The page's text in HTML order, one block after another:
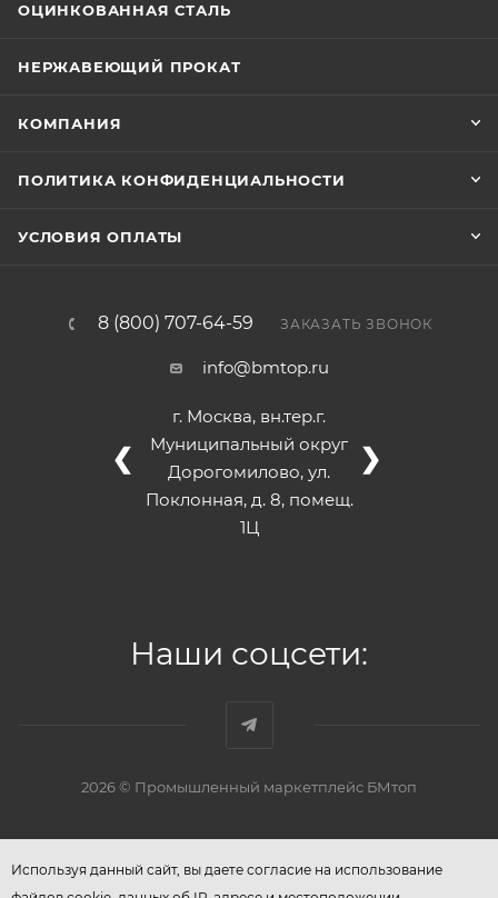
ОЦИНКОВАННАЯ СТАЛЬ
НЕРЖАВЕЮЩИЙ ПРОКАТ
КОМПАНИЯ
ПОЛИТИКА КОНФИДЕНЦИАЛЬНОСТИ
УСЛОВИЯ ОПЛАТЫ
8 (800) 707-64-59 ЗАКАЗАТЬ ЗВОНОК
info@bmtop.ru
г. Москва, вн.тер.г.
Муниципальный округ
Дорогомилово, ул.
Поклонная, д. 8, помещ.
1Ц
❮ ❯
Наши соцсети:
2026 © Промышленный маркетплейс БМтоп
Используя данный сайт, вы даете согласие на использование